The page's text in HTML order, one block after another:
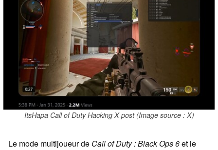
ItsHapa Call of Duty Hacking X post (Image source : X)
Le mode multijoueur de Call of Duty : Black Ops 6et le